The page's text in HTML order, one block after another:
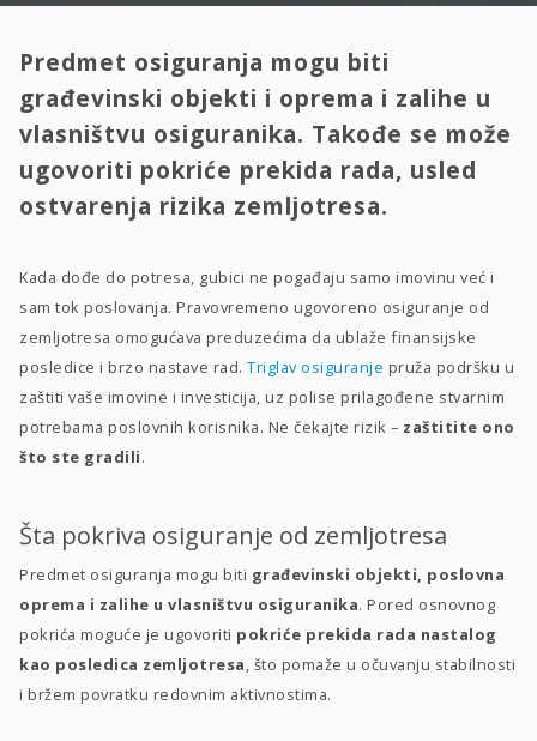
Predmet osiguranja mogu biti
građevinski objekti i oprema i zalihe u
vlasništvu osiguranika. Takođe se može
ugovoriti pokriće prekida rada, usled
ostvarenja rizika zemljotresa.
Kada dođe do potresa, gubici ne pogađaju samo imovinu već i
sam tok poslovanja. Pravovremeno ugovoreno osiguranje od
zemljotresa omogućava preduzećima da ublaže finansijske
posledice i brzo nastave rad. Triglav osiguranje pruža podršku u
zaštiti vaše imovine i investicija, uz polise prilagođene stvarnim
potrebama poslovnih korisnika. Ne čekajte rizik – zaštitite ono
što ste gradili.
Šta pokriva osiguranje od zemljotresa
Predmet osiguranja mogu biti građevinski objekti, poslovna
oprema i zalihe u vlasništvu osiguranika. Pored osnovnog
pokrića moguće je ugovoriti pokriće prekida rada nastalog
kao posledica zemljotresa , što pomaže u očuvanju stabilnosti
i bržem povratku redovnim aktivnostima.